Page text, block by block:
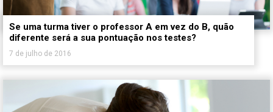
Se uma turma tiver o professor A em vez do B, quão
diferente será a sua pontuação nos testes?
7 de julho de 2016